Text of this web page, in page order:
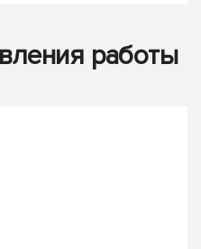
работы